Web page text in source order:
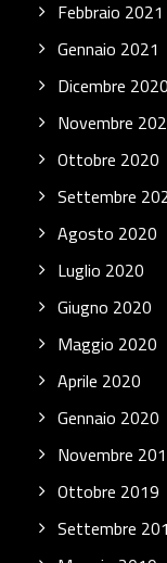
Febbraio 2021
Gennaio 2021
Dicembre 2020
Novembre
Ottobre 2020
Settembre
Agosto 2020
Luglio 2020
Giugno 2020
Maggio 2020
Aprile 2020
Gennaio 2020
Novembre
Ottobre 2019
Settembre